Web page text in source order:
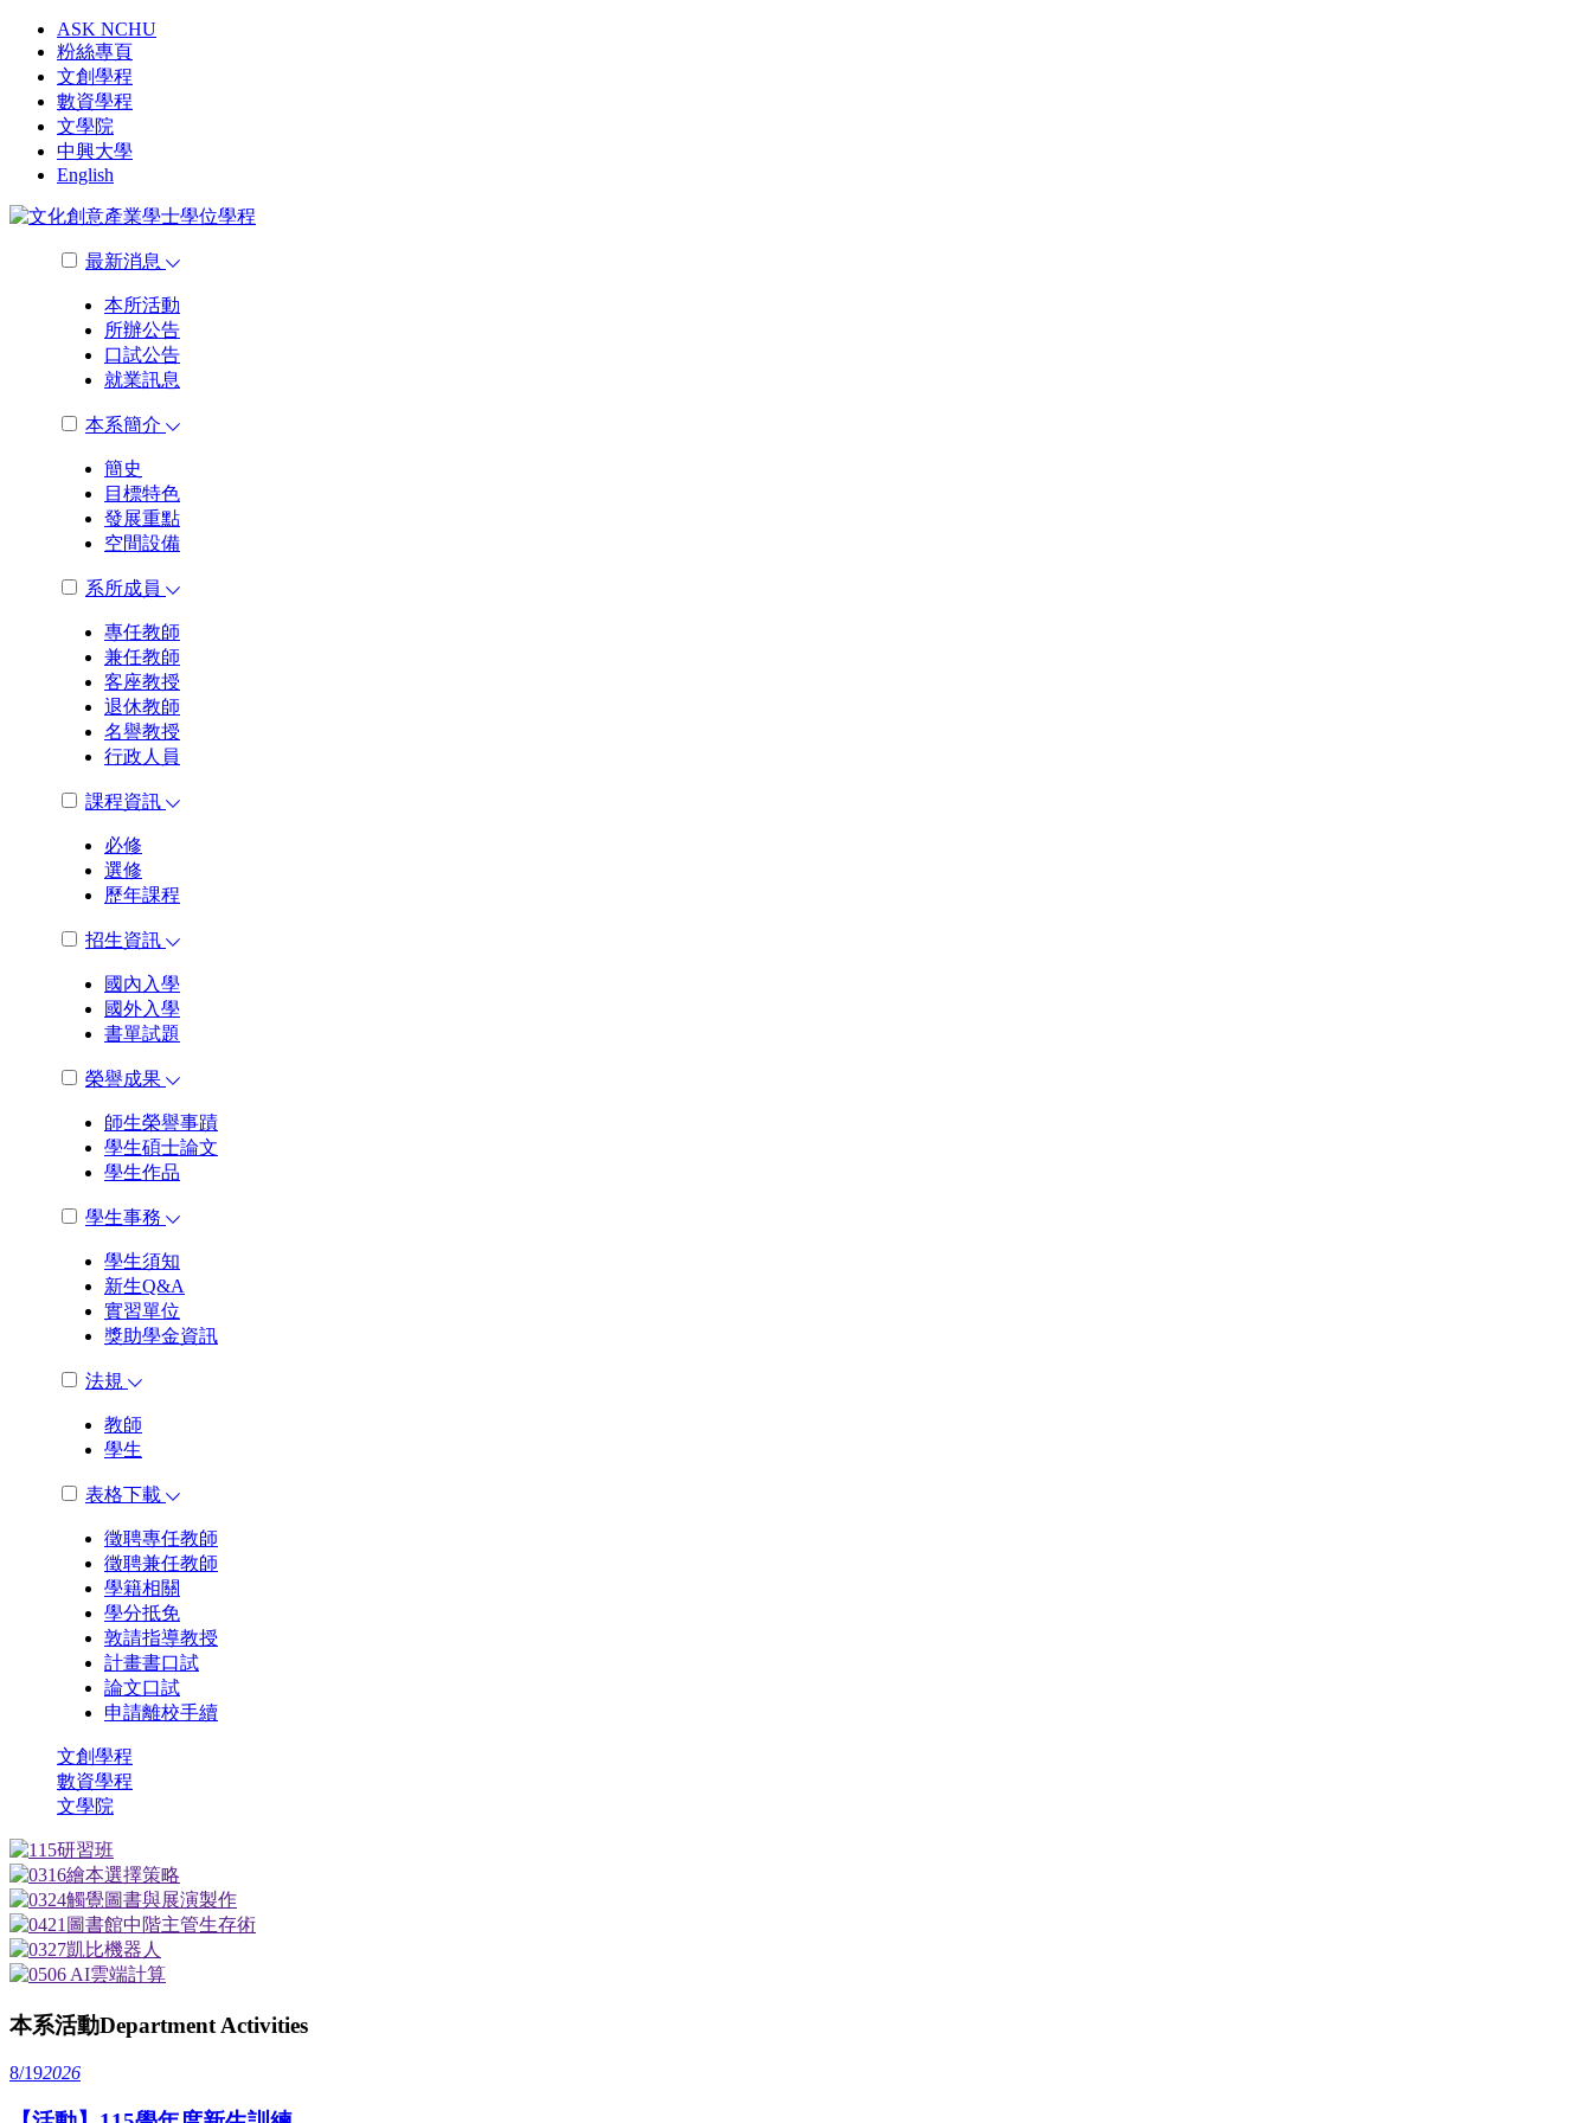
ASK NCHU
粉絲專頁
文創學程
數資學程
文學院
中興大學
English
最新消息
本所活動
所辦公告
口試公告
就業訊息
本系簡介
簡史
目標特色
發展重點
空間設備
系所成員
專任教師
兼任教師
客座教授
退休教師
名譽教授
行政人員
課程資訊
必修
選修
歷年課程
招生資訊
國內入學
國外入學
書單試題
榮譽成果
師生榮譽事蹟
學生碩士論文
學生作品
學生事務
學生須知
新生Q&A
實習單位
獎助學金資訊
法規
教師
學生
表格下載
徵聘專任教師
徵聘兼任教師
學籍相關
學分抵免
敦請指導教授
計畫書口試
論文口試
申請離校手續
文創學程
數資學程
文學院
本系活動Department Activities
8/192026